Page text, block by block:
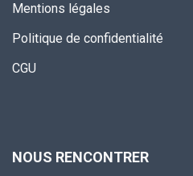
Mentions légales
Politique de confidentialité
CGU
NOUS RENCONTRER